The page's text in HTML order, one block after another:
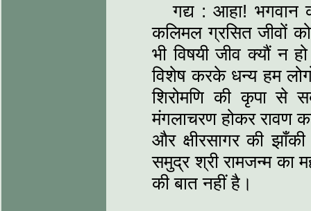
गद्य : आहा! भगवान
कलिमल ग्रसित जीवों
भी विषयी जीव क्यौं न
विशेष करके धन्य हम
शिरोमणि की कृपा से
मंगलाचरण होकर रावण
और क्षीरसागर की
समुद्र श्री रामजन्म का
की बात नहीं है।